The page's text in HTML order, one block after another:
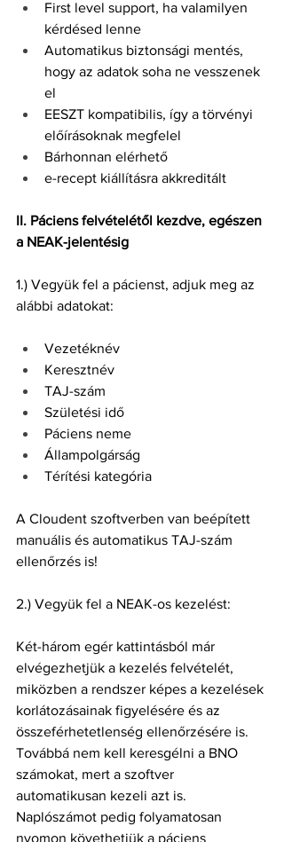
First level support, ha valamilyen
kérdésed lenne
Automatikus biztonsági mentés,
hogy az adatok soha ne vesszenek
el
EESZT kompatibilis, így a törvényi
előírásoknak megfelel
Bárhonnan elérhető
e-recept kiállításra akkreditált
II. Páciens felvételétől kezdve, egészen
a NEAK-jelentésig
1.) Vegyük fel a pácienst, adjuk meg az
alábbi adatokat:
Vezetéknév
Keresztnév
TAJ-szám
Születési idő
Páciens neme
Állampolgárság
Térítési kategória
A Cloudent szoftverben van beépített
manuális és automatikus TAJ-szám
ellenőrzés is!
2.) Vegyük fel a NEAK-os kezelést:
Két-három egér kattintásból már
elvégezhetjük a kezelés felvételét,
miközben a rendszer képes a kezelések
korlátozásainak figyelésére és az
összeférhetetlenség ellenőrzésére is.
Továbbá nem kell keresgélni a BNO
számokat, mert a szoftver
automatikusan kezeli azt is.
Naplószámot pedig folyamatosan
nyomon követhetjük a páciens